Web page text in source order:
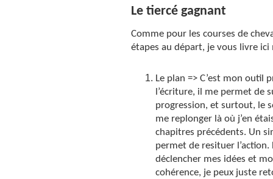
Le tiercé gagnant
Comme pour les courses de
étapes au départ, je vous livre
Le plan => C’est mon outil
l’écriture, il me permet de
progression, et surtout, le
me replonger là où j’en
chapitres précédents. Un
permet de resituer
déclencher mes idées et
cohérence, je peux juste